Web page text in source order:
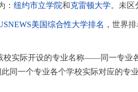
：纽约市立学院和克雷顿大学。未区
美国综合性大学排名 ，世界
校实际开设的专业名称——同一专
同一个专业各个学校实际对应的专